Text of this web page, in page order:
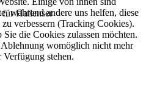
für Hallenser
während andere uns helfen, diese
verbessern (Tracking Cookies).
die Cookies zulassen möchten.
Ablehnung womöglich nicht mehr
stehen.